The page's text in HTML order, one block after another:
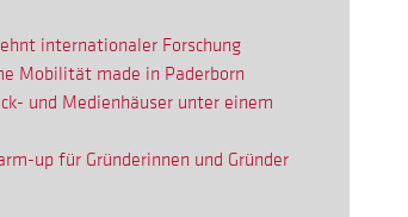
internationaler Forschung
Mobilität made in Paderborn
und Medienhäuser unter einem
up für Gründerinnen und Gründer